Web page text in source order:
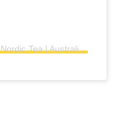
Публикация от PLŪKT Nordic Tea | Australia (@plukttea_australia)